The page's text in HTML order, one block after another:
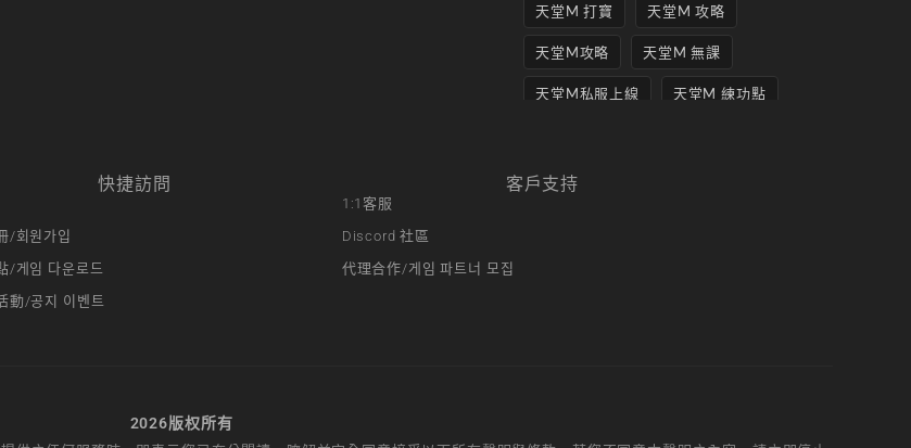
天堂M 打寶 天堂M 攻略
天堂M攻略 天堂M 無課
天堂M私服上線 天堂M 練功點
天堂M職業推薦
快捷訪問
/회원가입
/게임 다운로드
動/공지 이벤트
客戶支持
1:1客服
Discord 社區
代理合作/게임 파트너 모집
2026版权所有